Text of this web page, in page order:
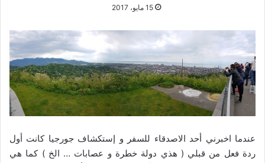
15 مايو، 2017
عندما اخبرني أحد الاصدقاء للسفر و إستكشاف جورجيا كانت أول
ردة فعل من قبلي ( هذي دولة خطرة و عصابات … الخ ) كما هي